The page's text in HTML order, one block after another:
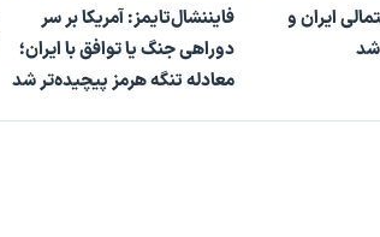
ایران و
شد
فایننشال‌تایمز: آمریکا بر سر
دوراهی جنگ یا توافق با ایران؛
معادله تنگه هرمز پیچیده‌تر شد